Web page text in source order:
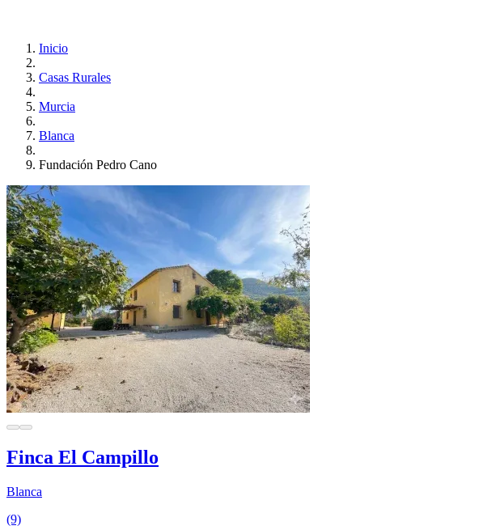
Inicio
Casas Rurales
Murcia
Blanca
Fundación Pedro Cano
Finca El Campillo
Blanca
(9)